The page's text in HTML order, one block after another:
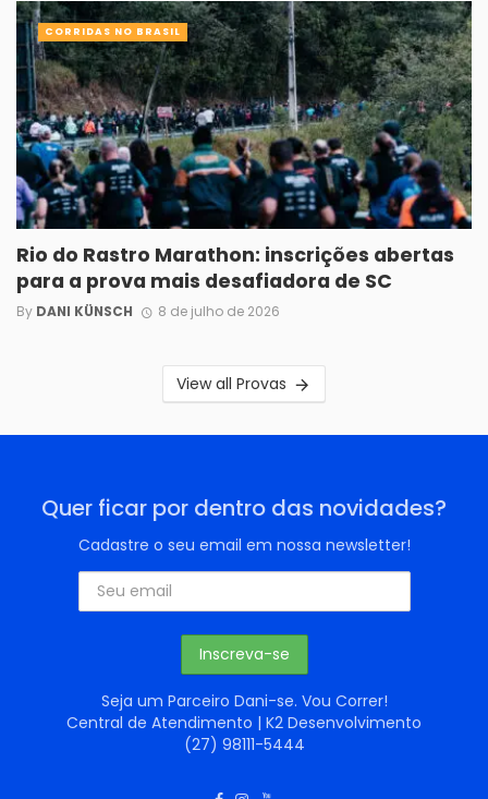
Rio do Rastro Marathon: inscrições abertas
para a prova mais desafiadora de SC
By DANI KÜNSCH 8 de julho de 2026
CORRIDAS NO BRASIL
View all Provas
Quer ficar por dentro das novidades?
Cadastre o seu email em nossa newsletter!
Seja um Parceiro Dani-se. Vou Correr!
Central de Atendimento | K2 Desenvolvimento
(27) 98111-5444